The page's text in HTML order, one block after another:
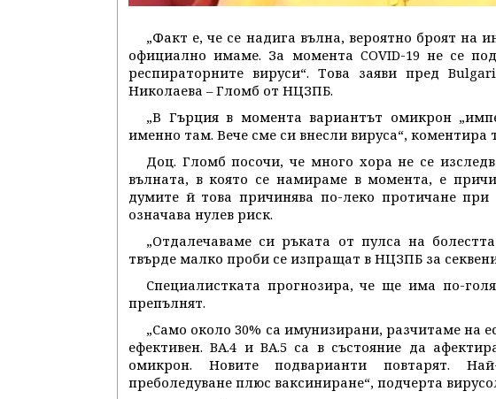
„Факт е, че се надига вълна, вероятно броят на
официално имаме. За момента COVID-19 не се
респираторните вируси“. Това заяви пред
Николаева – Гломб от НЦЗПБ.
„В Гърция в момента вариантът омикрон
именно там. Вече сме си внесли вируса“, коментира
Доц. Гломб посочи, че много хора не се
вълната, в която се намираме в момента, е
думите й това причинява по-леко протичане при
означава нулев риск.
„Отдалечаваме си ръката от пулса на
твърде малко проби се изпращат в НЦЗПБ за
Специалистката прогнозира, че ще има по-
препълнят.
„Само около 30% са имунизирани, разчитаме на
ефективен. BA.4 и BA.5 са в състояние да
омикрон. Новите подварианти повтарят.
преболедуване плюс ваксиниране“, подчерта